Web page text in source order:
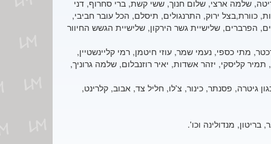
שלמה ארצי, שלום חנוך, ששי קשת, ברי סחרוף, דני
כוורת,בצל ירוק, התרנגולים, תיסלם, הכל עובר חביבי,
הפרברים, שלישיית גשר הירקון, שלישיית הגשש החיוור
מתי כספי, נעמי שמר, עוזי חיטמן, רמי קליינשטיין,
קליסקי, יזהר אשדות, יאיר רוזנבלום, שלמה גרוניך,
פסנתר, כינור, צ'לו, חליל צד, אבוב, קלרינט,
בריטון, מנדולינה וכו'.